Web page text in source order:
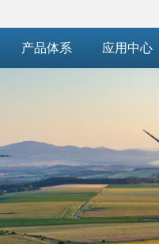
产品体系 应用中心